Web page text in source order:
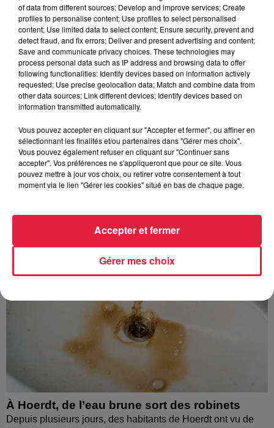
6 août 2026
Au zoo de Mulhouse : rencontre
avec les flamants rouges
À découvrir également
À Hoerdt, de l’eau brune sort des robinets
Depuis plusieurs jours, des habitants de Hoerdt ont vu de
of data from different sources; Develop and improve services; Create
profiles to personalise content; Use profiles to select personalised
content; Use limited data to select content; Ensure security, prevent and
detect fraud, and fix errors; Deliver and present advertising and content;
Save and communicate privacy choices. These technologies may
process personal data such as IP address and browsing data to offer
following functionalities: Identify devices based on information actively
requested; Use precise geolocation data; Match and combine data from
other data sources; Link different devices; Identify devices based on
information transmitted automatically.
Vous pouvez accepter en cliquant sur "Accepter et fermer", ou affiner en
sélectionnant les finalités et/ou partenaires dans "Gérer mes choix".
Vous pouvez également refuser en cliquant sur "Continuer sans
accepter". Vos préférences ne s'appliqueront que pour ce site. Vous
pouvez mettre à jour vos choix, ou retirer votre consentement à tout
moment via le lien "Gérer les cookies" situé en bas de chaque page.
Gérer mes choix
Accepter et fermer